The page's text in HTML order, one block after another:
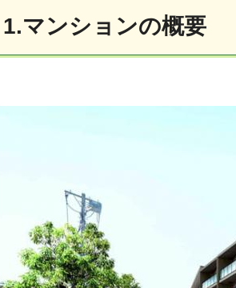
1.マンションの概要